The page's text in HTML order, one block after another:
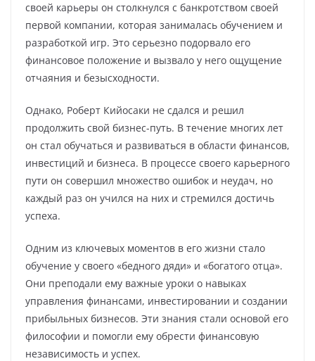
своей карьеры он столкнулся с банкротством своей
первой компании, которая занималась обучением и
разработкой игр. Это серьезно подорвало его
финансовое положение и вызвало у него ощущение
отчаяния и безысходности.
Однако, Роберт Кийосаки не сдался и решил
продолжить свой бизнес-путь. В течение многих лет
он стал обучаться и развиваться в области финансов,
инвестиций и бизнеса. В процессе своего карьерного
пути он совершил множество ошибок и неудач, но
каждый раз он учился на них и стремился достичь
успеха.
Одним из ключевых моментов в его жизни стало
обучение у своего «бедного дяди» и «богатого отца».
Они преподали ему важные уроки о навыках
управления финансами, инвестировании и создании
прибыльных бизнесов. Эти знания стали основой его
философии и помогли ему обрести финансовую
независимость и успех.